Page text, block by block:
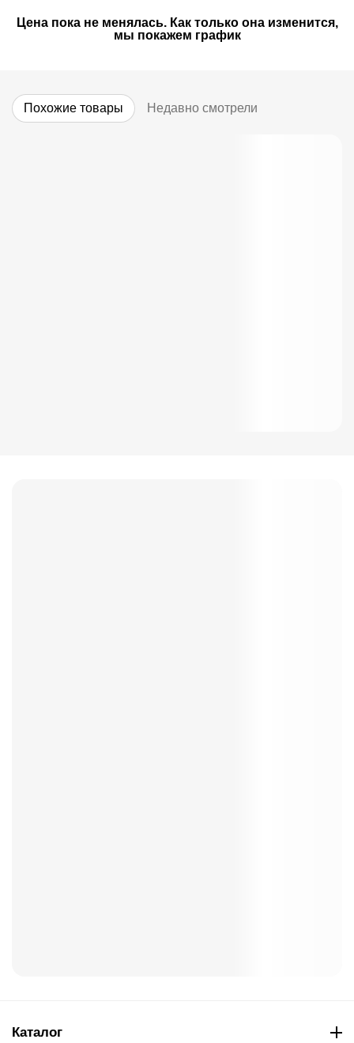
Цена пока не менялась. Как только она изменится,
мы покажем график
Похожие товары Недавно смотрели
Каталог